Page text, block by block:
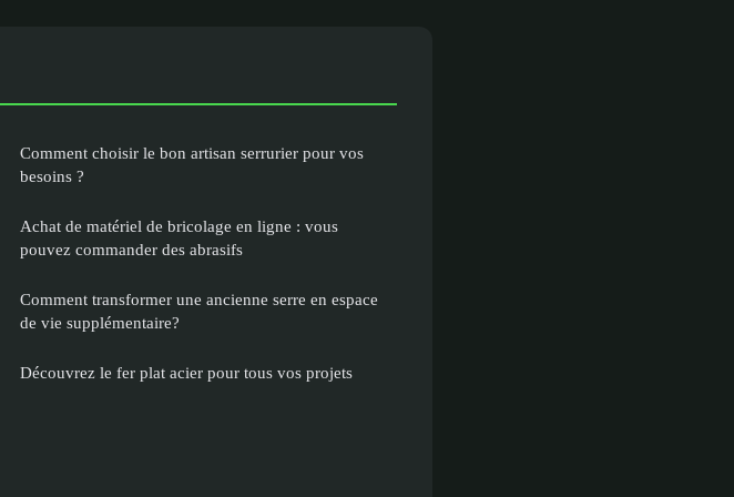
Comment choisir le bon artisan serrurier pour vos
besoins ?
Achat de matériel de bricolage en ligne : vous
pouvez commander des abrasifs
Comment transformer une ancienne serre en espace
de vie supplémentaire?
Découvrez le fer plat acier pour tous vos projets